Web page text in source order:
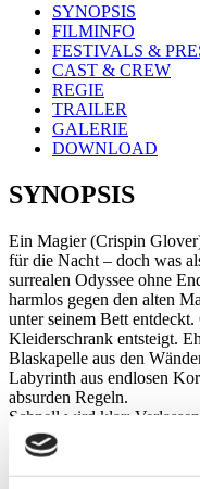
SYNOPSIS
FILMINFO
FESTIVALS &
CAST & CREW
REGIE
TRAILER
GALERIE
DOWNLOAD
SYNOPSIS
Ein Magier (Crispin
für die Nacht – doch was
surrealen Odyssee ohne
harmlos gegen den alten
unter seinem Bett
Kleiderschrank entsteigt.
Blaskapelle aus den
Labyrinth aus endlosen
absurden Regeln.
Schnell wird klar:
gegen die Logik des
Welt des Hotels
Røise), einem